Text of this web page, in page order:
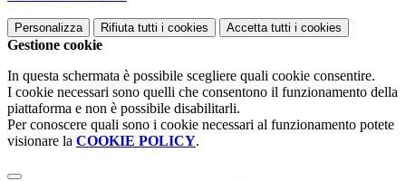
Personalizza Rifiuta tutti i cookies Accetta tutti i cookies
Gestione cookie
In questa schermata è possibile scegliere quali cookie consentire.
I cookie necessari sono quelli che consentono il funzionamento della
piattaforma e non è possibile disabilitarli.
Per conoscere quali sono i cookie necessari al funzionamento potete
visionare la COOKIE POLICY.